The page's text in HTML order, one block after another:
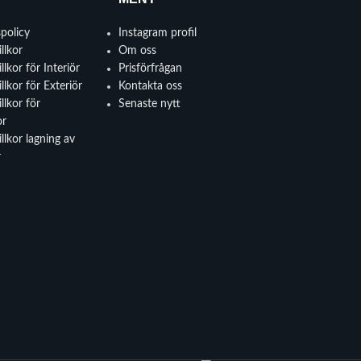
för Interiör
för Exteriör
för
lagning av
Instagram profil
Om oss
Prisförfrågan
Kontakta oss
Senaste nytt